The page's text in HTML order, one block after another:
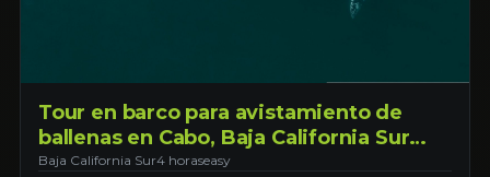
Tour en barco para avistamiento de
ballenas en Cabo, Baja California Sur
con salida desde Cabo San Lucas
Baja California Sur4 horaseasy